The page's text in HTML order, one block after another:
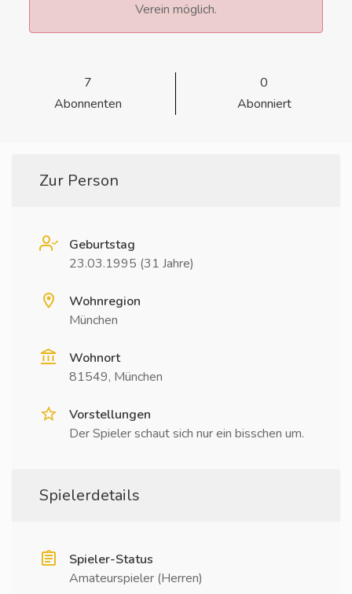
Verein möglich.
7
Abonnenten
0
Abonniert
Zur Person
Geburtstag
23.03.1995 (31 Jahre)
Wohnregion
München
Wohnort
81549, München
Vorstellungen
Der Spieler schaut sich nur ein bisschen um.
Spielerdetails
Spieler-Status
Amateurspieler (Herren)